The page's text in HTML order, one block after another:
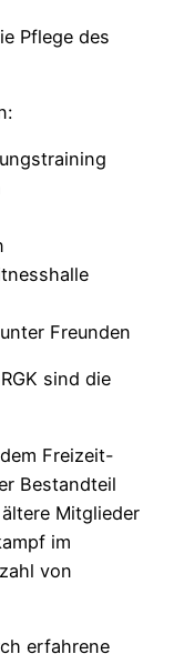
Pflege des
Freunden
sind die
Freizeit-
Bestandteil
Mitglieder
im
von
erfahrene